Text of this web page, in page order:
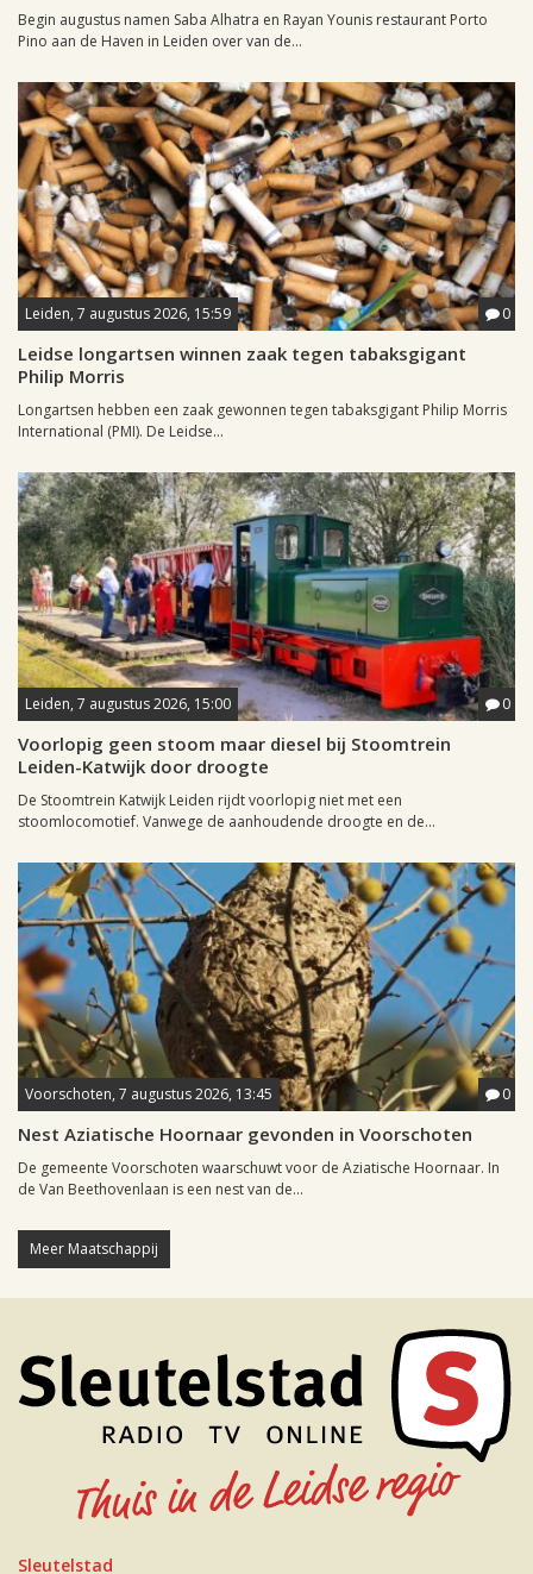
Begin augustus namen Saba Alhatra en Rayan Younis restaurant Porto
Pino aan de Haven in Leiden over van de...
Leiden, 7 augustus 2026, 15:59 0
Leidse longartsen winnen zaak tegen tabaksgigant
Philip Morris
Longartsen hebben een zaak gewonnen tegen tabaksgigant Philip Morris
International (PMI). De Leidse...
Leiden, 7 augustus 2026, 15:00 0
Voorlopig geen stoom maar diesel bij Stoomtrein
Leiden-Katwijk door droogte
De Stoomtrein Katwijk Leiden rijdt voorlopig niet met een
stoomlocomotief. Vanwege de aanhoudende droogte en de...
Voorschoten, 7 augustus 2026, 13:45 0
Nest Aziatische Hoornaar gevonden in Voorschoten
De gemeente Voorschoten waarschuwt voor de Aziatische Hoornaar. In
de Van Beethovenlaan is een nest van de...
Meer Maatschappij
Sleutelstad